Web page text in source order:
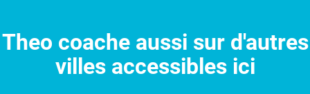
Theo coache aussi sur d'autres
villes accessibles ici